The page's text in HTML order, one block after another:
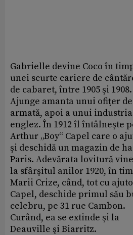
Gabrielle devine Coco în
unei scurte cariere de
de cabaret, între 1905 şi 1908.
Ajunge amanta unui ofiţer de
armată, apoi a unui
englez. În 1912 îl întâlneşte
Arthur „Boy“ Capel care o
şi deschidă un magazin de
Paris. Adevărata lovitură
la sfârşitul anilor 1920, în
Marii Crize, când, tot cu
Capel, deschide primul său
celebru, pe 31 rue Cambon.
Curând, ea se extinde şi la
Deauville şi Biarritz.